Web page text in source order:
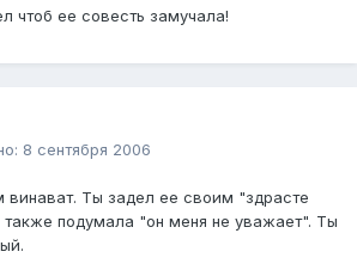
чтоб ее совесть замучала!
8 сентября 2006
Ты задел ее своим "здрасте
также подумала "он меня не уважает". Ты